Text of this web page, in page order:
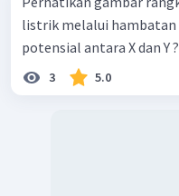
listrik melalui hambatan
potensial antara X dan Y ?
3 5.0